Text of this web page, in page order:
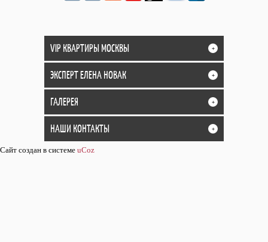
VIP КВАРТИРЫ МОСКВЫ +
ЭКСПЕРТ ЕЛЕНА НОВАК +
ГАЛЕРЕЯ +
НАШИ КОНТАКТЫ +
Сайт создан в системе uCoz